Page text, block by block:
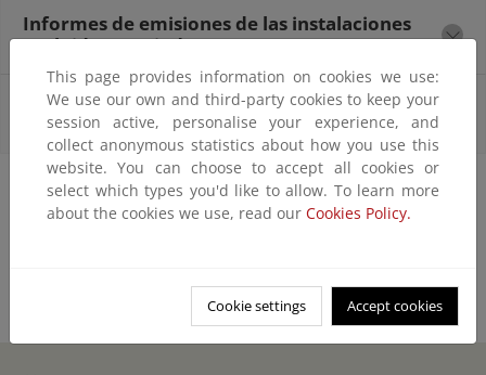
Informes de emisiones de las instalaciones
excluidas - periodo 2021-2030
Informes de emisiones de las instalaciones
excluidas - periodo 2013-2020
This page provides information on cookies we use:
We use our own and third-party cookies to keep your
session active, personalise your experience, and
collect anonymous statistics about how you use this
website. You can choose to accept all cookies or
select which types you'd like to allow. To learn more
about the cookies we use, read our Cookies Policy.
Cookie settings Accept cookies